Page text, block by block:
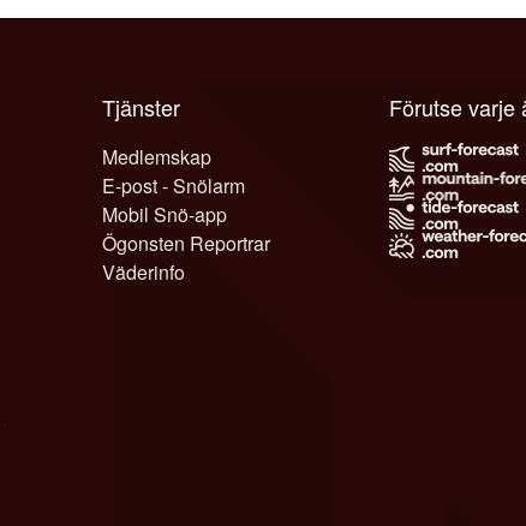
Tjänster
Medlemskap
E-post - Snölarm
Mobil Snö-app
Ögonsten Reportrar
Väderinfo
Förutse